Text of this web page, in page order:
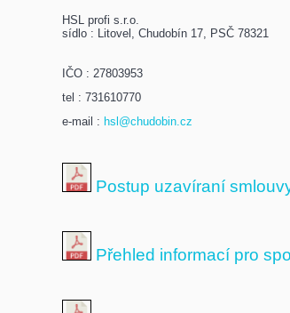
HSL profi s.r.o.
sídlo : Litovel, Chudobín 17, PSČ 78321
IČO : 27803953
tel : 731610770
e-mail : hsl@chudobin.cz
Postup uzavíraní
Přehled informací pro